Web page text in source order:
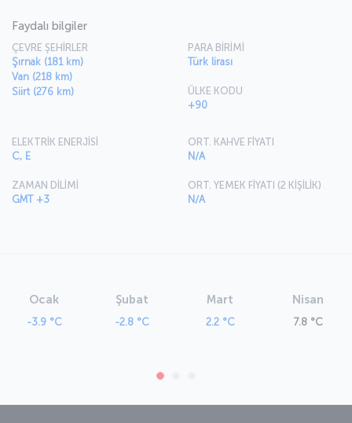
Faydalı bilgiler
ÇEVRE ŞEHİRLER
Şırnak (181 km)
Van (218 km)
Siirt (276 km)
PARA BİRİMİ
Türk lirası
ÜLKE KODU
+90
ELEKTRİK ENERJİSİ
C, E
ZAMAN DİLİMİ
GMT +3
ORT. KAHVE FİYATI
N/A
ORT. YEMEK FİYATI (2 KİŞİLİK)
N/A
Ocak
-3.9 °C
Şubat
-2.8 °C
Mart
2.2 °C
Nisan
7.8 °C